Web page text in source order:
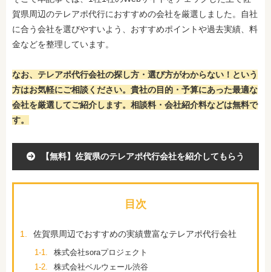
賀県周辺のテレアポ代行におすすめの会社を厳選しました。自社
に合う会社を選びやすいよう、おすすめポイントや過去実績、料
金などを整理しています。
なお、テレアポ代行会社の探し方・選び方がわからない！という
方はお気軽にご相談ください。貴社の目的・予算にあった最適な
会社を厳選してご紹介します。相談料・会社紹介料などは無料で
す。
【無料】佐賀県のテレアポ代行会社を紹介してもらう
目次
1. 佐賀県周辺でおすすめの実績豊富なテレアポ代行会社
1-1.
株式会社soraプロジェクト
1-2.
株式会社ベルウェール渋谷